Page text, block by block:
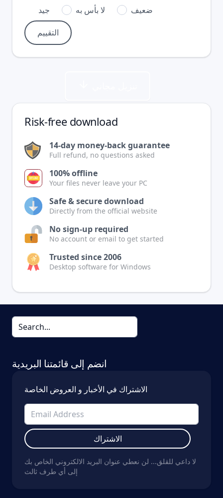
جيد
لا بأس به ضعيف
Risk-free download
14-day money-back guarantee
Full refund, no questions asked
100% offline
Your files never leave your PC
Safe & secure download
Directly from the official website
No sign-up required
No account or email to get started
Trusted since 2006
Desktop software for Windows
انضم إلى قائمتنا البريدية
الاشتراك في الأخبار و العروض الخاصة
الاشتراك
لا داعي للقلق... لن نعطي عنوان البريد الالكتروني الخاص بك
إلى أي طرف ثالث